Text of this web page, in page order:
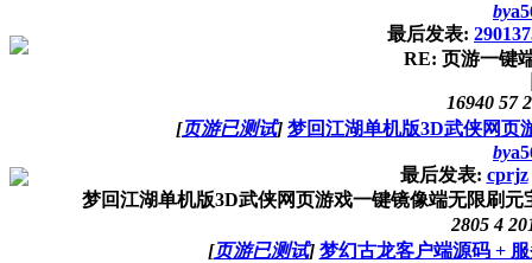
by
最后发表:
RE: 页游一键
16940 57
[页游已测试] 梦回江湖单机版3D武侠网页
by
最后发表: cprjz
梦回江湖单机版3D武侠网页游戏一键镜像端无限刷元
2805 4
[页游已测试] 梦幻古龙客户端源码 +